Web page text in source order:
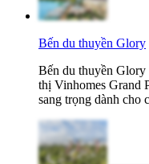
Bến du thuyền Glory
Bến du thuyền Glory
thị Vinhomes Grand
sang trọng dành cho